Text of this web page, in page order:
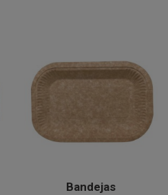
Bandejas